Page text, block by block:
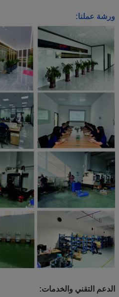
ورشة عملنا:
الدعم التقني والخدمات: